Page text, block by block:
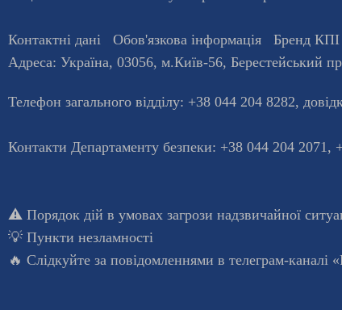
Контактні дані Обов'язкова інформація Бренд КПІ
Адреса: Україна, 03056, м.Київ-56, Берестейський
Телефон загального відділу: +38 044 204 8282,
Контакти Департаменту безпеки: +38 044 204 2071,
⚠️ Порядок дій в умовах загрози надзвичайної
💡 Пункти незламності
🔥 Слідкуйте за повідомленнями в телеграм-каналі